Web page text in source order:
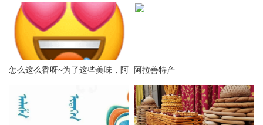
渐行渐远的糟米咯咯豆
——名作家笔下的“赤峰 12 峰味”
怎么这么香呀~为了这些美味，阿
1.骆驼肉
阿拉善特产